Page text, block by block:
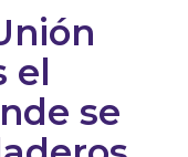
el
se